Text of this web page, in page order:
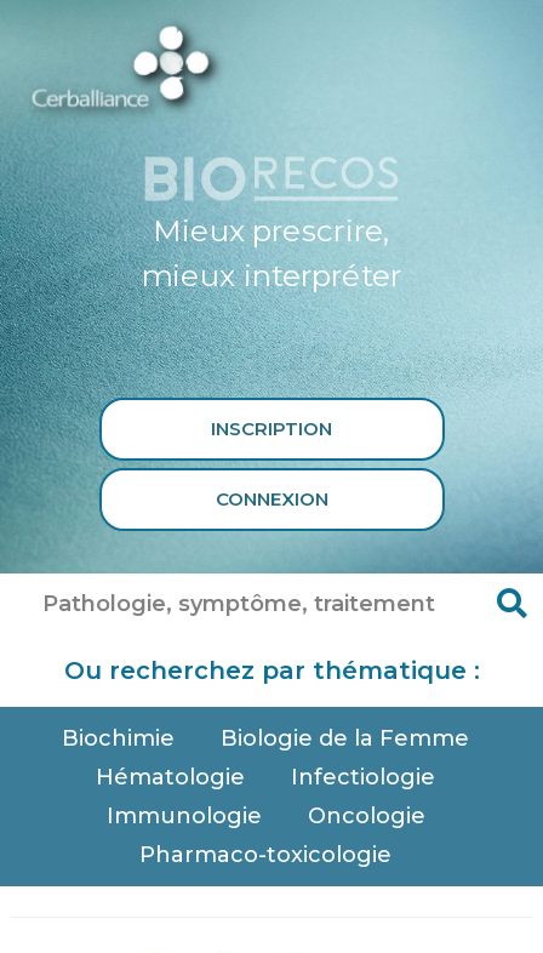
Mieux prescrire,
mieux interpréter
INSCRIPTION
CONNEXION
Ou recherchez par thématique :
Biochimie
Biologie de la Femme
Hématologie
Infectiologie
Immunologie
Oncologie
Pharmaco-toxicologie